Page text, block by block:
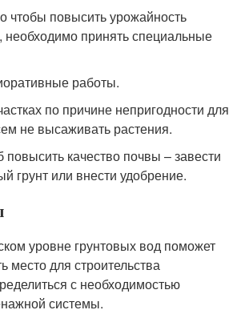
чтобы повысить урожайность
необходимо принять специальные
работы.
по причине непригодности для
не высаживать растения.
качество почвы – завести
грунт или внести удобрение.
уровне грунтовых вод поможет
место для строительства
с необходимостью
системы.